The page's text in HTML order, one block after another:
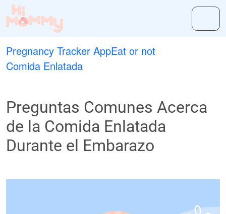
Pregnancy Tracker AppEat or not
Comida Enlatada
Preguntas Comunes Acerca
de la Comida Enlatada
Durante el Embarazo